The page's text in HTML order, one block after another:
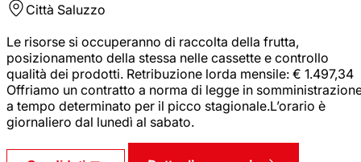
Città Saluzzo
Le risorse si occuperanno di raccolta della frutta,
posizionamento della stessa nelle cassette e controllo
qualità dei prodotti. Retribuzione lorda mensile: € 1.497,34
Offriamo un contratto a norma di legge in
a tempo determinato per il picco stagionale.L’orario è
giornaliero dal lunedì al sabato.